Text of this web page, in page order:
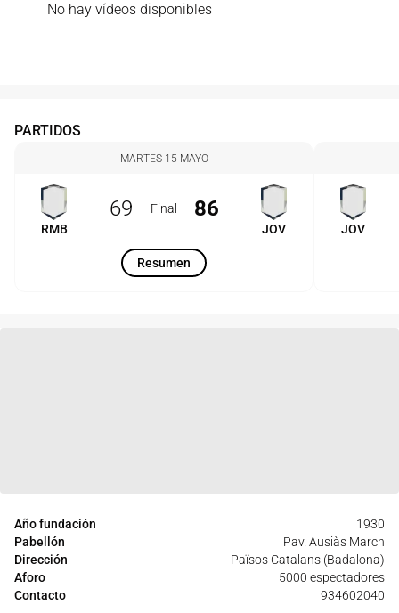
Año fundación
1930
Pabellón
Pav. Ausiàs March
Dirección
Països Catalans (Badalona)
Aforo
5000 espectadores
Contacto
934602040
No hay vídeos disponibles
PARTIDOS
MARTES 15 MAYO
RMB
69 Final 86
JOV
Resumen
JOV